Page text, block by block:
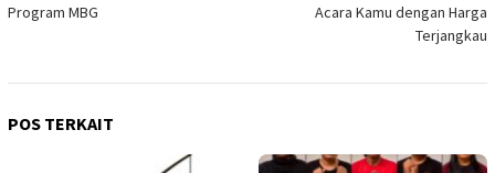
Program MBG
Acara Kamu dengan Harga
Terjangkau
POS TERKAIT